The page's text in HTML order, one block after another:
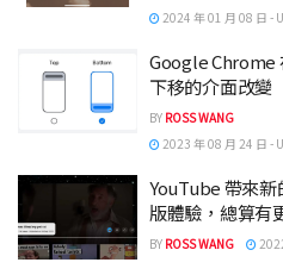
2024 年 01 月 08 日 -
Google Chrome
下移的介面改變
BY ROSS WANG
2023 年 08 月 24 日 -
YouTube 帶來新
版體驗，總算有
BY ROSS WANG